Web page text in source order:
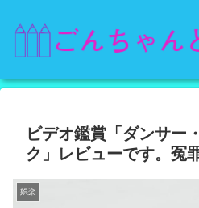
ビデオ鑑賞「ダンサー
ク」レビューです。冤
娯楽